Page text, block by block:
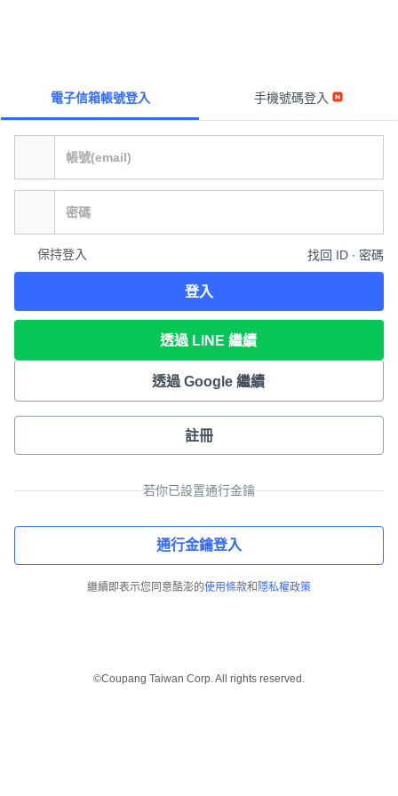
電子信箱帳號登入 手機號碼登入
保持登入 找回 ID ∙ 密碼
登入
透過 LINE 繼續
透過 Google 繼續
註冊
若你已設置通行金鑰
通行金鑰登入
繼續即表示您同意酷澎的使用條款和 隱私權政策
©Coupang Taiwan Corp. All rights reserved.